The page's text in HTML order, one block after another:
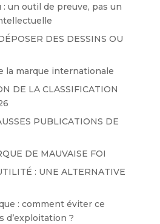
: un outil de preuve, pas un
DES DESSINS OU
la marque internationale
DE LA CLASSIFICATION
PUBLICATIONS DE
DE MAUVAISE FOI
: UNE ALTERNATIVE
: comment éviter ce
d’exploitation ?